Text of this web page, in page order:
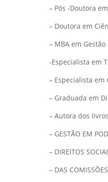
– Pós -Doutora
– Doutora em
– MBA em
-Especialista em
– Especialista em
– Graduada em
– Autora dos
– GESTÃO EM
– DIREITOS
– DAS